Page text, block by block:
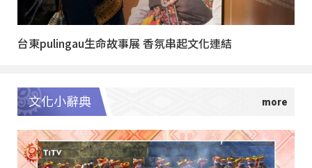
台東pulingau生命故事展 香氛串起文化連結
文化小辭典